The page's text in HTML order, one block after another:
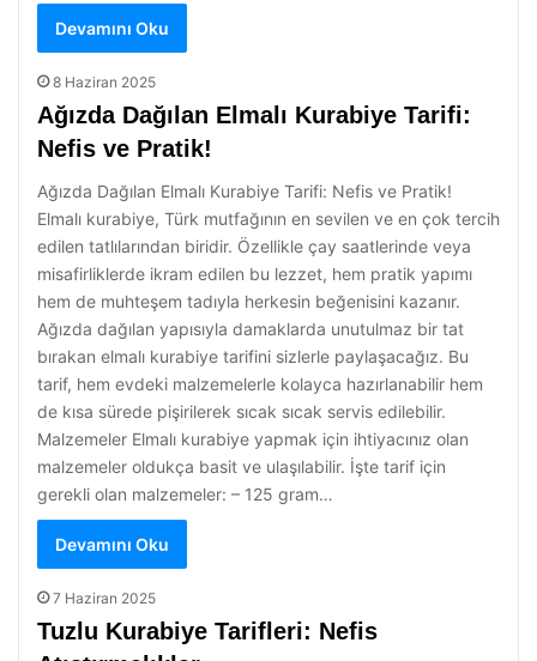
Devamını Oku
8 Haziran 2025
Ağızda Dağılan Elmalı Kurabiye Tarifi:
Nefis ve Pratik!
Ağızda Dağılan Elmalı Kurabiye Tarifi: Nefis ve Pratik!
Elmalı kurabiye, Türk mutfağının en sevilen ve en çok tercih
edilen tatlılarından biridir. Özellikle çay saatlerinde veya
misafirliklerde ikram edilen bu lezzet, hem pratik yapımı
hem de muhteşem tadıyla herkesin beğenisini kazanır.
Ağızda dağılan yapısıyla damaklarda unutulmaz bir tat
bırakan elmalı kurabiye tarifini sizlerle paylaşacağız. Bu
tarif, hem evdeki malzemelerle kolayca hazırlanabilir hem
de kısa sürede pişirilerek sıcak sıcak servis edilebilir.
Malzemeler Elmalı kurabiye yapmak için ihtiyacınız olan
malzemeler oldukça basit ve ulaşılabilir. İşte tarif için
gerekli olan malzemeler: – 125 gram…
Devamını Oku
7 Haziran 2025
Tuzlu Kurabiye Tarifleri: Nefis